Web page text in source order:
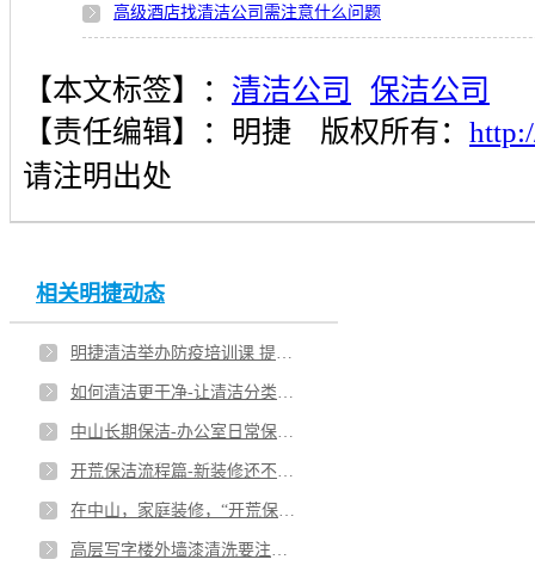
高级酒店找清洁公司需注意什么问题
选择清洁公司需关注哪些重要指标
哪家清洁公司的开荒保洁效果更好？
选择清洁公司的技巧有哪些
中山市清洁公司哪家好？明捷公司就不错
【本文标签】： 清洁公司
保洁公司
【责任编辑】： 明捷 版权所有：
请注明出处
相关明捷动态
明捷清洁举办防疫培训课 提高员工健康安全意识
如何清洁更干净-让清洁分类更明了
中山长期保洁-办公室日常保洁清洗托管
开荒保洁流程篇-新装修还不知道怎么保洁吗
在中山，家庭装修，“开荒保洁”啥时候做？
高层写字楼外墙漆清洗要注意哪些问题